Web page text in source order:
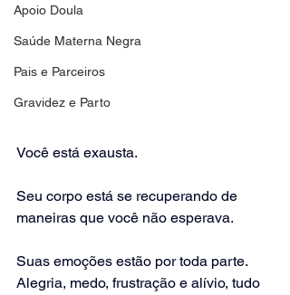
Apoio Doula
Saúde Materna Negra
Pais e Parceiros
Gravidez e Parto
Você está exausta.
Seu corpo está se recuperando de
maneiras que você não esperava.
Suas emoções estão por toda parte.
Alegria, medo, frustração e alívio, tudo